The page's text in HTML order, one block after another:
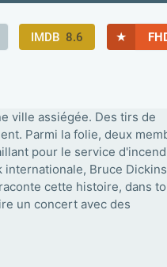
IMDB 8.6 ★
ville assiégée. Des tirs de
Parmi la folie, deux
pour le service
Bruce
cette histoire, dans
un concert avec des